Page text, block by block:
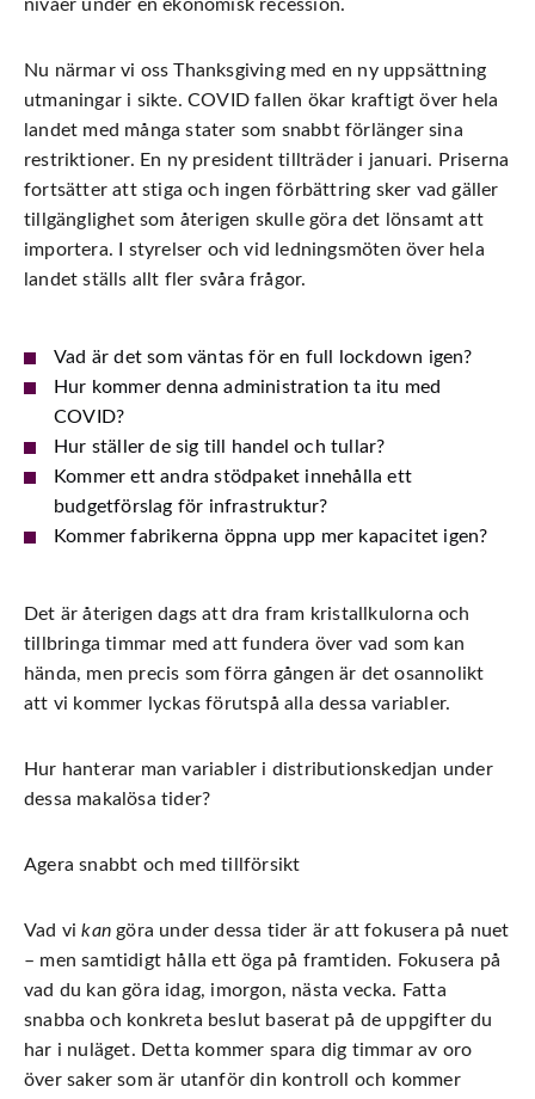
nivåer under en ekonomisk recession.
Nu närmar vi oss Thanksgiving med en ny uppsättning
utmaningar i sikte. COVID fallen ökar kraftigt över hela
landet med många stater som snabbt förlänger sina
restriktioner. En ny president tillträder i januari. Priserna
fortsätter att stiga och ingen förbättring sker vad gäller
tillgänglighet som återigen skulle göra det lönsamt att
importera. I styrelser och vid ledningsmöten över hela
landet ställs allt fler svåra frågor.
Vad är det som väntas för en full lockdown igen?
Hur kommer denna administration ta itu med
COVID?
Hur ställer de sig till handel och tullar?
Kommer ett andra stödpaket innehålla ett
budgetförslag för infrastruktur?
Kommer fabrikerna öppna upp mer kapacitet igen?
Det är återigen dags att dra fram kristallkulorna och
tillbringa timmar med att fundera över vad som kan
hända, men precis som förra gången är det osannolikt
att vi kommer lyckas förutspå alla dessa variabler.
Hur hanterar man variabler i distributionskedjan under
dessa makalösa tider?
Agera snabbt och med tillförsikt
Vad vikan göra under dessa tider är att fokusera på nuet
– men samtidigt hålla ett öga på framtiden. Fokusera på
vad du kan göra idag, imorgon, nästa vecka. Fatta
snabba och konkreta beslut baserat på de uppgifter du
har i nuläget. Detta kommer spara dig timmar av oro
över saker som är utanför din kontroll och kommer